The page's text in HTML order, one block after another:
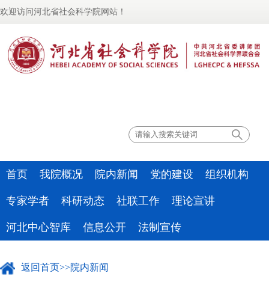
欢迎访问河北省社会科学院网站！
首页 我院概况 院内新闻 党的建设 组织机构
专家学者 科研动态 社联工作 理论宣讲
河北中心智库 信息公开 法制宣传
返回首页>>院内新闻